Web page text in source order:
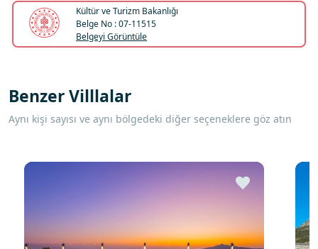
Kültür ve Turizm Bakanlığı
Belge No : 07-11515
Belgeyi Görüntüle
Benzer Villlalar
Aynı kişi sayısı ve aynı bölgedeki diğer seçeneklere göz atın